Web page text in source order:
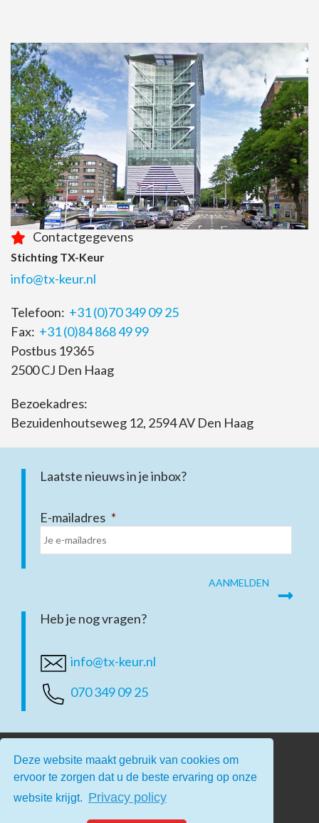
Deze website maakt gebruik van cookies om
ervoor te zorgen dat u de beste ervaring op onze
website krijgt. Privacy policy
Contactgegevens
Stichting TX-Keur
info@tx-keur.nl
Telefoon: +31 (0)70 349 09 25
Fax: +31 (0)84 868 49 99
Postbus 19365
2500 CJ Den Haag
Bezoekadres:
Bezuidenhoutseweg 12, 2594 AV Den Haag
Laatste nieuws in je inbox?
E-mailadres *
Heb je nog vragen?
info@tx-keur.nl
070 349 09 25